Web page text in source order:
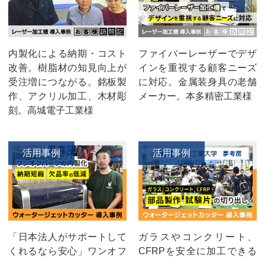
内製化による納期・コスト
改善。樹脂材の知見向上が
受注増につながる。銘板製
作、アクリル加工、木材彫
刻。高城電子工業様
ファイバーレーザーでデザ
インを重視する顧客ニーズ
に対応。金属装身具の老舗
メーカー。本多精密工業様
活用事例
「日本法人がサポートして
くれるなら安心」ワンオフ
活用事例
ガラスやコンクリート、
CFRPを安全に加工できる